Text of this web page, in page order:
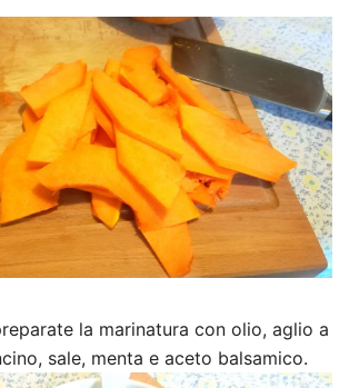
la marinatura con olio, aglio a
sale, menta e aceto balsamico.